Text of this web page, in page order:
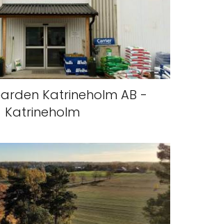
Katrineholm AB -
Katrineholm